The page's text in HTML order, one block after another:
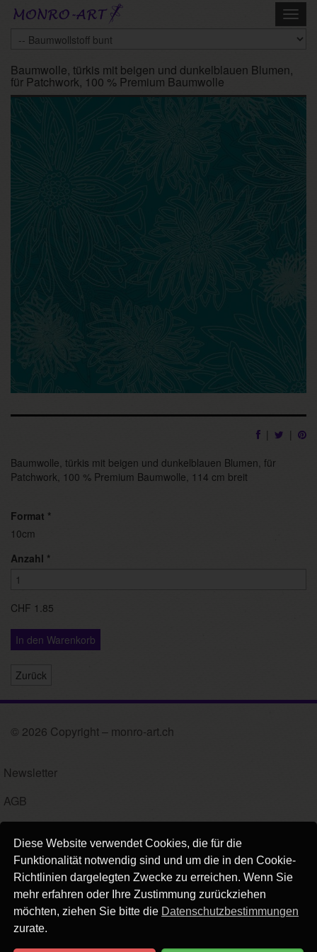
Diese Website verwendet Cookies, die für die
Funktionalität notwendig sind und um die in den Cookie-
Richtlinien dargelegten Zwecke zu erreichen. Wenn Sie
mehr erfahren oder Ihre Zustimmung zurückziehen
möchten, ziehen Sie bitte die Datenschutzbestimmungen
zurate.
Skip
Baumwolle, türkis mit beigen und dunkelblauen Blumen,
für Patchwork, 100 % Premium Baumwolle
|
|
Baumwolle, türkis mit beigen und dunkelblauen Blumen, für
Patchwork, 100 % Premium Baumwolle, 114 cm breit
Format *
10cm
Anzahl *
CHF 1.85
In den Warenkorb
Zurück
© 2026 Copyright – monro-art.ch
Newsletter
AGB
Versand
Kontakt
Links